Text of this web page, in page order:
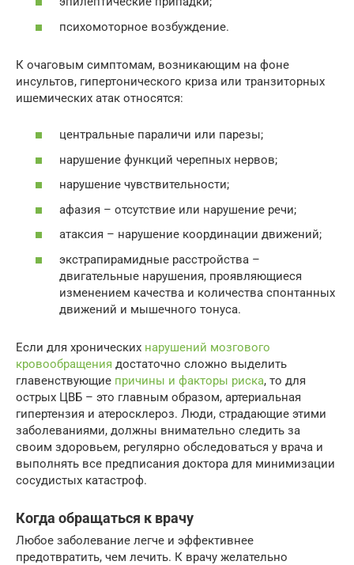
психомоторное возбуждение.
К очаговым симптомам, возникающим на фоне
инсультов, гипертонического криза или транзиторных
ишемических атак относятся:
центральные параличи или парезы;
нарушение функций черепных нервов;
нарушение чувствительности;
афазия – отсутствие или нарушение речи;
атаксия – нарушение координации движений;
экстрапирамидные расстройства –
двигательные нарушения, проявляющиеся
изменением качества и количества спонтанных
движений и мышечного тонуса.
Если для хронических нарушений мозгового
кровообращения достаточно сложно выделить
главенствующие причины и факторы риска, то для
острых ЦВБ – это главным образом, артериальная
гипертензия и атеросклероз. Люди, страдающие этими
заболеваниями, должны внимательно следить за
своим здоровьем, регулярно обследоваться у врача и
выполнять все предписания доктора для минимизации
сосудистых катастроф.
Когда обращаться к врачу
Любое заболевание легче и эффективнее
предотвратить, чем лечить. К врачу желательно